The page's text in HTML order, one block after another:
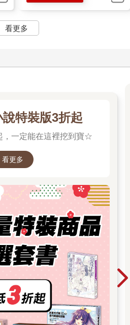
看更多
特裝版3折起
，一定能在這裡挖到寶☆
看更多